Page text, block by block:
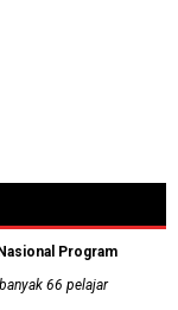
Program
66 pelajar